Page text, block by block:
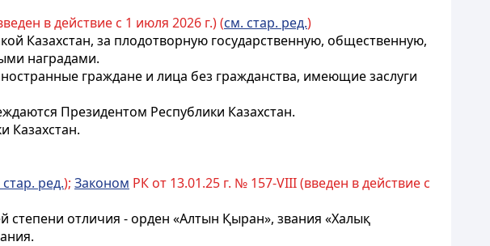
в действие с 1 июля 2026 г.) (см. стар. ред.)
Казахстан, за плодотворную государственную, общественную,
наградами.
граждане и лица без гражданства, имеющие заслуги
Президентом Республики Казахстан.
Казахстан.
ред.); Законом РК от 13.01.25 г. № 157-VIII (введен в действие с
степени отличия - орден «Алтын Қыран», звания «Халық